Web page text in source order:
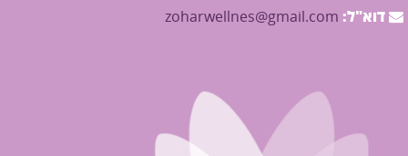
דוא"ל: zoharwellnes@gmail.com